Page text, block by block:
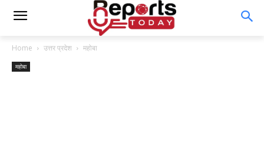
Home उत्तर प्रदेश महोबा
महोबा